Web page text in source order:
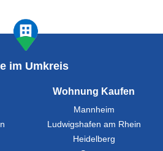
im Umkreis
Wohnung Kaufen
Mannheim
Ludwigshafen am Rhein
Heidelberg